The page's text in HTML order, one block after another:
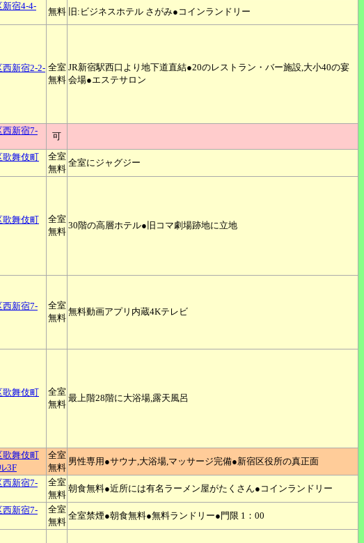
新宿4-4-
無料 旧:ビジネスホテル さがみ●コインランドリー
新宿2-2- 全室
無料
JR新宿駅西口より地下道直結●20のレストラン・バー施設,大小40の宴
会場●エステサロン
西新宿7-
可
歌舞伎町
全室
無料
全室にジャグジー
歌舞伎町
全室
無料
30階の高層ホテル●旧コマ劇場跡地に立地
西新宿7-
全室
無料
無料動画アプリ内蔵4Kテレビ
歌舞伎町
全室
無料
最上階28階に大浴場,露天風呂
歌舞伎町
3F
全室
無料
男性専用●サウナ,大浴場,マッサージ完備●新宿区役所の真正面
西新宿7-
全室
無料
朝食無料●近所には有名ラーメン屋がたくさん●コインランドリー
西新宿7-
全室
無料
全室禁煙●朝食無料●無料ランドリー●門限 1：00